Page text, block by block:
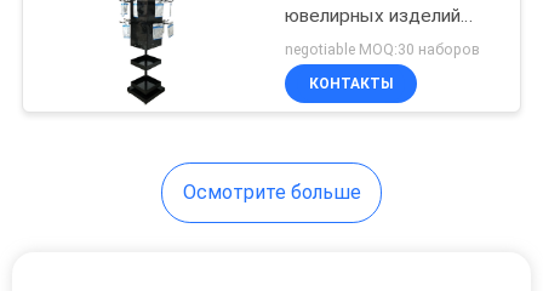
Автомобильный
18
ювелирных изделий
Bangle использующая
энергию вращая
negotiable MOQ:30 наборов
КОНТАКТЫ
Осмотрите больше